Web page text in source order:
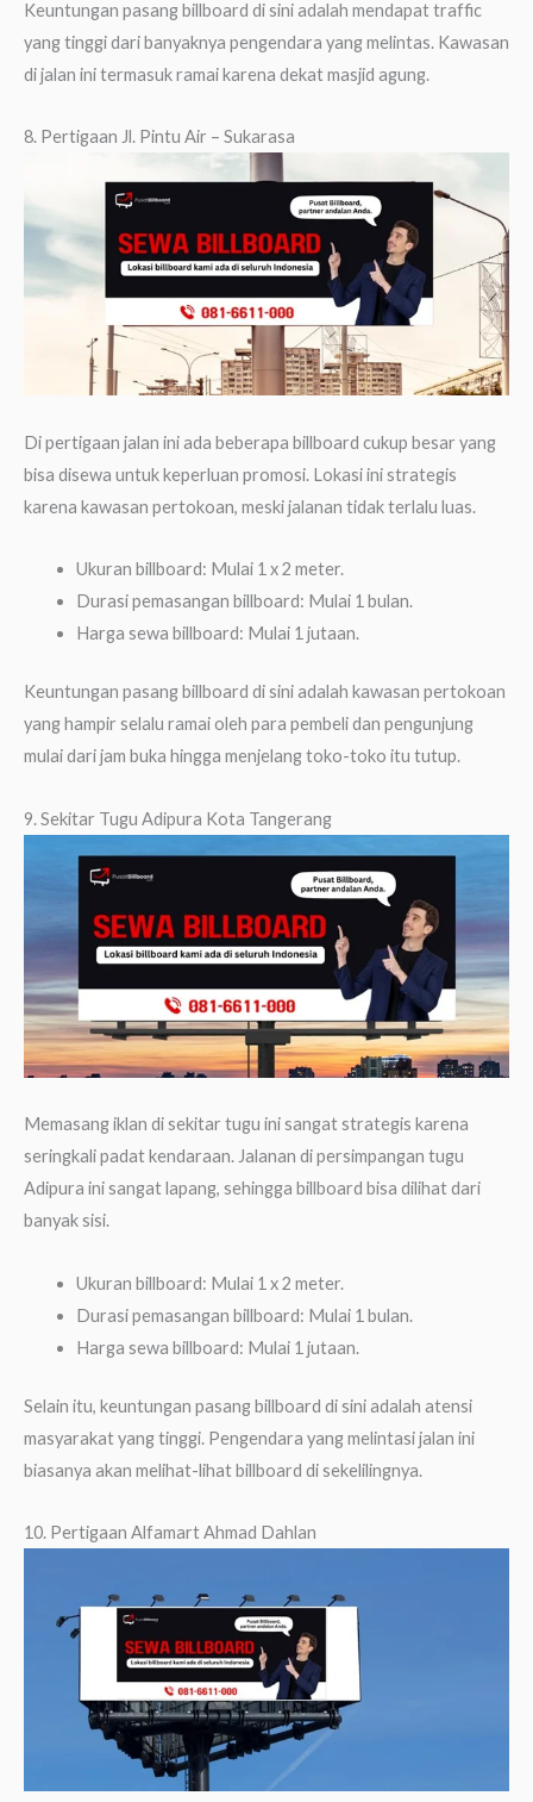
Keuntungan pasang billboard di sini adalah mendapat traffic
yang tinggi dari banyaknya pengendara yang melintas. Kawasan
di jalan ini termasuk ramai karena dekat masjid agung.
8. Pertigaan Jl. Pintu Air – Sukarasa
Di pertigaan jalan ini ada beberapa billboard cukup besar yang
bisa disewa untuk keperluan promosi. Lokasi ini strategis
karena kawasan pertokoan, meski jalanan tidak terlalu luas.
Ukuran billboard: Mulai 1 x 2 meter.
Durasi pemasangan billboard: Mulai 1 bulan.
Harga sewa billboard: Mulai 1 jutaan.
Keuntungan pasang billboard di sini adalah kawasan pertokoan
yang hampir selalu ramai oleh para pembeli dan pengunjung
mulai dari jam buka hingga menjelang toko-toko itu tutup.
9. Sekitar Tugu Adipura Kota Tangerang
Memasang iklan di sekitar tugu ini sangat strategis karena
seringkali padat kendaraan. Jalanan di persimpangan tugu
Adipura ini sangat lapang, sehingga billboard bisa dilihat dari
banyak sisi.
Ukuran billboard: Mulai 1 x 2 meter.
Durasi pemasangan billboard: Mulai 1 bulan.
Harga sewa billboard: Mulai 1 jutaan.
Selain itu, keuntungan pasang billboard di sini adalah atensi
masyarakat yang tinggi. Pengendara yang melintasi jalan ini
biasanya akan melihat-lihat billboard di sekelilingnya.
10. Pertigaan Alfamart Ahmad Dahlan